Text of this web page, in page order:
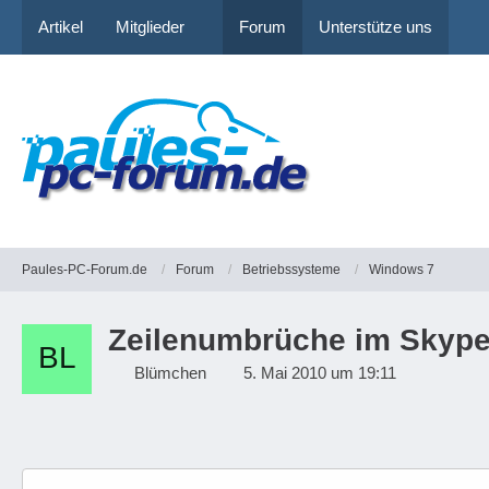
Artikel Mitglieder Forum Unterstütze uns
Paules-PC-Forum.de Forum Betriebssysteme Windows 7
Zeilenumbrüche im
Blümchen 5. Mai 2010 um 19:11